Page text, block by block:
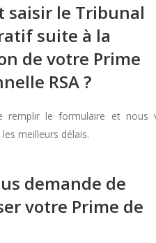
saisir le Tribunal
suite à la
de votre Prime
RSA ?
remplir le formulaire et nous
meilleurs délais.
demande de
votre Prime de